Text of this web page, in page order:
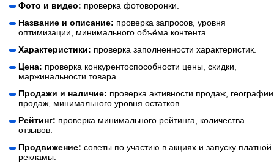
Фото и видео: проверка фотоворонки.
Название и описание: проверка запросов, уровня
оптимизации, минимального объёма контента.
Характеристики: проверка заполненности характеристик.
Цена: проверка конкурентоспособности цены, скидки,
маржинальности товара.
Продажи и наличие: проверка активности продаж, географии
продаж, минимального уровня остатков.
Рейтинг: проверка минимального рейтинга, количества
отзывов.
Продвижение: советы по участию в акциях и запуску платной
рекламы.